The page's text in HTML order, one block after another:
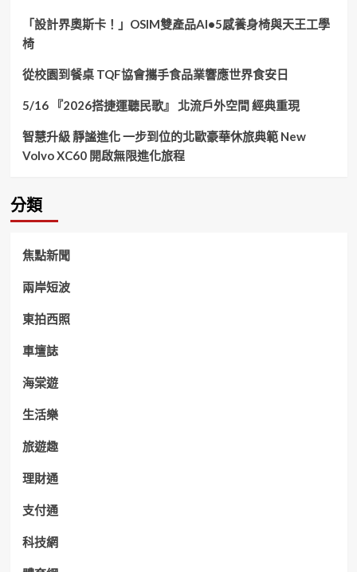
「設計界奧斯卡！」OSIM雙產品AI•5感養身椅與天王工學
椅
從校園到餐桌 TQF協會攜手食品業響應世界食安日
5/16 『2026搭捷運聽民歌』 北流戶外空間 經典重現
智慧升級 靜謐進化 一步到位的北歐豪華休旅典範 New
Volvo XC60 開啟無限進化旅程
分類
焦點新聞
兩岸短波
東拍西照
車壇誌
海棠遊
生活樂
旅遊趣
理財通
支付通
科技網